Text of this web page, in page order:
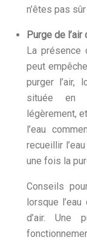
n’êtes pas
Purge de
La présence
peut
purger l’air,
située en
légèrement,
l’eau
recueillir
une fois la
Conseils
lorsque
d’air. Une